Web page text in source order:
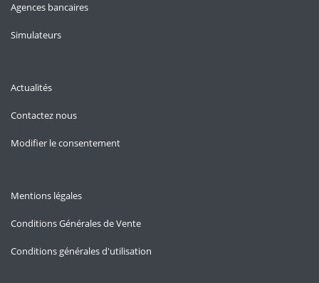
Agences bancaires
Simulateurs
Actualités
Contactez nous
Modifier le consentement
Mentions légales
Conditions Générales de Vente
Conditions générales d'utilisation